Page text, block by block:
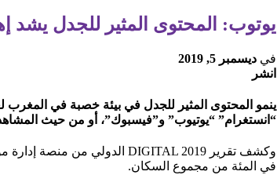
يوتوب: المحتوى المثير للجدل يشد
فيديسمبر 5, 2019
انشر
ينمو المحتوى المثير للجدل في بيئة خصبة في
“انستغرام” “يوتيوب” و”فيسبوك”، أو من حيث
في المئة من مجموع السكان.